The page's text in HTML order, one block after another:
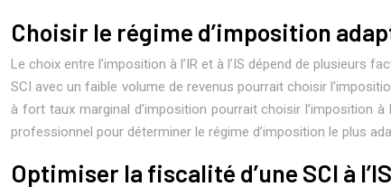
Choisir le régime d’imposition
Le choix entre l’imposition à l’IR et à l’IS dépend de plusieurs
SCI avec un faible volume de revenus pourrait choisir
à fort taux marginal d’imposition pourrait choisir l’imposition
professionnel pour déterminer le régime d’imposition le plus
Optimiser la fiscalité d’une SCI à l’IS